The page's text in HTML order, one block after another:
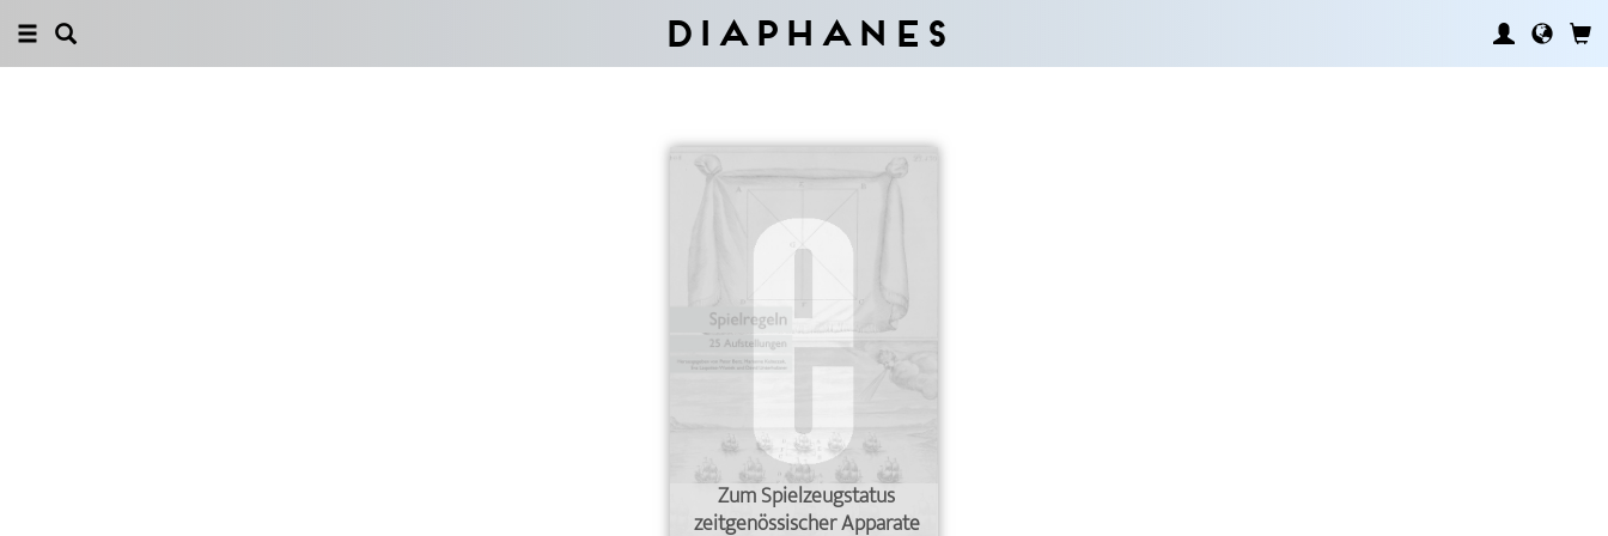
Diaphanes
Zum Spielzeugstatus
zeitgenössischer Apparate